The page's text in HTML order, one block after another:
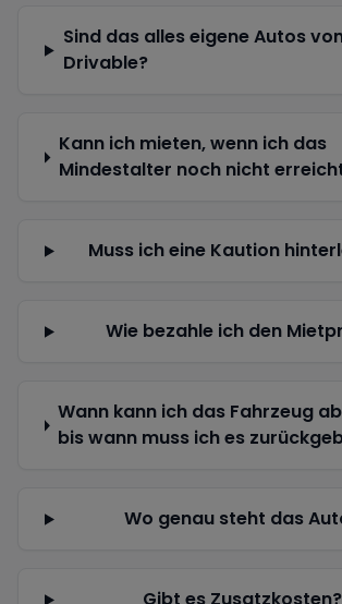
Sind das alles eigene Autos
Drivable?
Kann ich mieten, wenn ich das
Mindestalter noch nicht
Muss ich eine Kaution
Wie bezahle ich den
Wann kann ich das Fahrzeug
bis wann muss ich es
Wo genau steht das